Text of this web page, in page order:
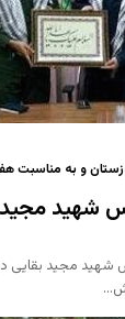
و به مناسبت
شهید
مجید بقایی